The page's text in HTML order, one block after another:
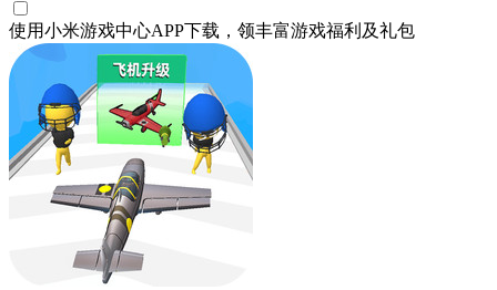
使用小米游戏中心APP下载 ，领丰富游戏福利 及礼包